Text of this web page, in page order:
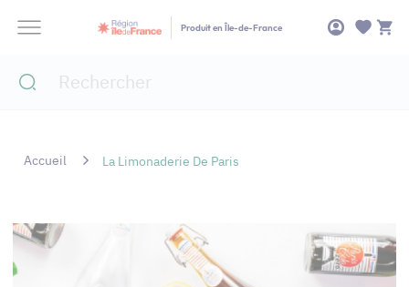
Produit en Île-de-France
Accueil La Limonaderie De Paris